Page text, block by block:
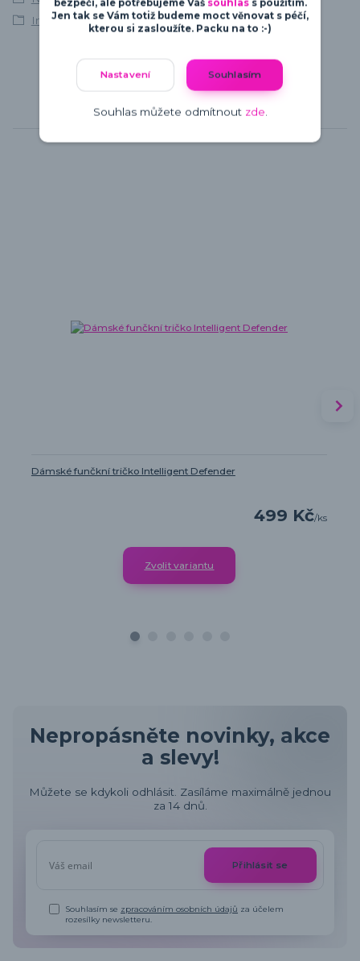
Intelligent Defender
Dámské funčkní tričko Intelligent Defender
499 Kč/ks
Zvolit variantu
Nepropásněte novinky, akce
a slevy!
Můžete se kdykoli odhlásit. Zasíláme maximálně jednou
za 14 dnů.
Přihlásit se
Souhlasím se zpracováním osobních údajů za účelem
rozesílky newsletteru.
bezpečí, ale potřebujeme Váš souhlass použitím.
Jen tak se Vám totiž budeme moct věnovat s péčí,
kterou si zasloužíte. Packu na to :-)
Nastavení Souhlasím
Souhlas můžete odmítnout zde.